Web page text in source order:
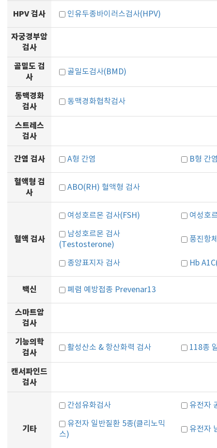
HPV 검사 인유두종바이러스검사(HPV)
자궁경부암
검사
골밀도 검
사
골밀도검사(BMD)
동맥경화
검사
동맥경화협착검사
스트레스
검사
간염 검사 A형 간염 B형 간
혈액형 검
사
ABO(RH) 혈액형 검사
혈액 검사
여성호르몬 검사(FSH) 여성호
남성호르몬 검사
(Testosterone)
풍진항
종양표지자 검사 Hb
백신 폐렴 예방접종 Prevenar13
스마트암
검사
기능의학
검사
활성산소 & 항산화력 검사 118종
캔서파인드
검사
기타
간섬유화검사 유전자
유전자 일반질환 5종(클리노믹
스)
유전자